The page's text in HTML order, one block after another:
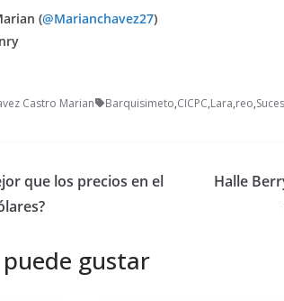
(@Marianchavez27)
Castro Marian Barquisimeto,CICPC,Lara,reo,
que los precios en el
Halle
gustar